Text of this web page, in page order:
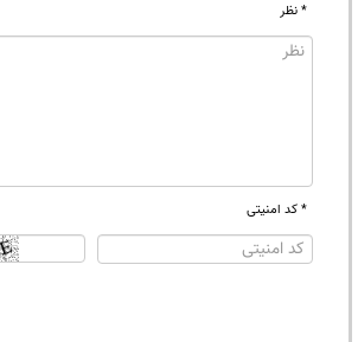
* نظر
* کد امنیتی